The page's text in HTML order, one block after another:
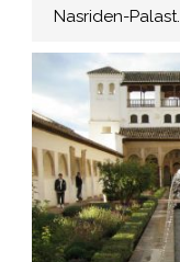
Nasriden-Palast.